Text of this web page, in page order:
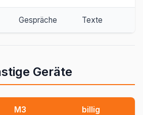
Gespräche Texte
Geräte
M3 billig